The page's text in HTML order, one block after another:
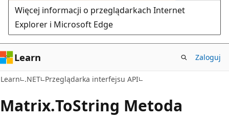
Więcej informacji o przeglądarkach Internet
Explorer i Microsoft Edge
Learn Zaloguj
Learn .NET Przeglądarka interfejsu API
Matrix.ToString Metoda